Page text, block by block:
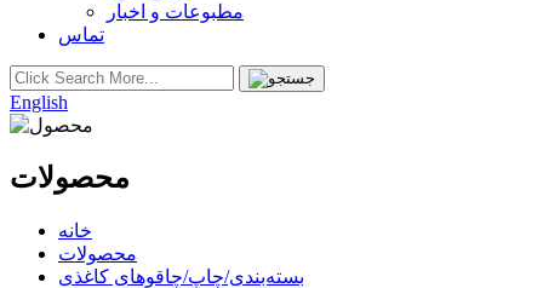
مطبوعات و اخبار
تماس
English
محصولات
خانه
محصولات
بسته‌بندی/چاپ/چاقوهای کاغذی